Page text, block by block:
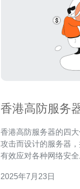
香港高防服务
香港高防服务器的四大优势 高防服务器是
攻击而设计的服务器
有效应对各种网络安
益增加。 香港高防服务器采用最先进的硬件设备和软
2025年7月23日